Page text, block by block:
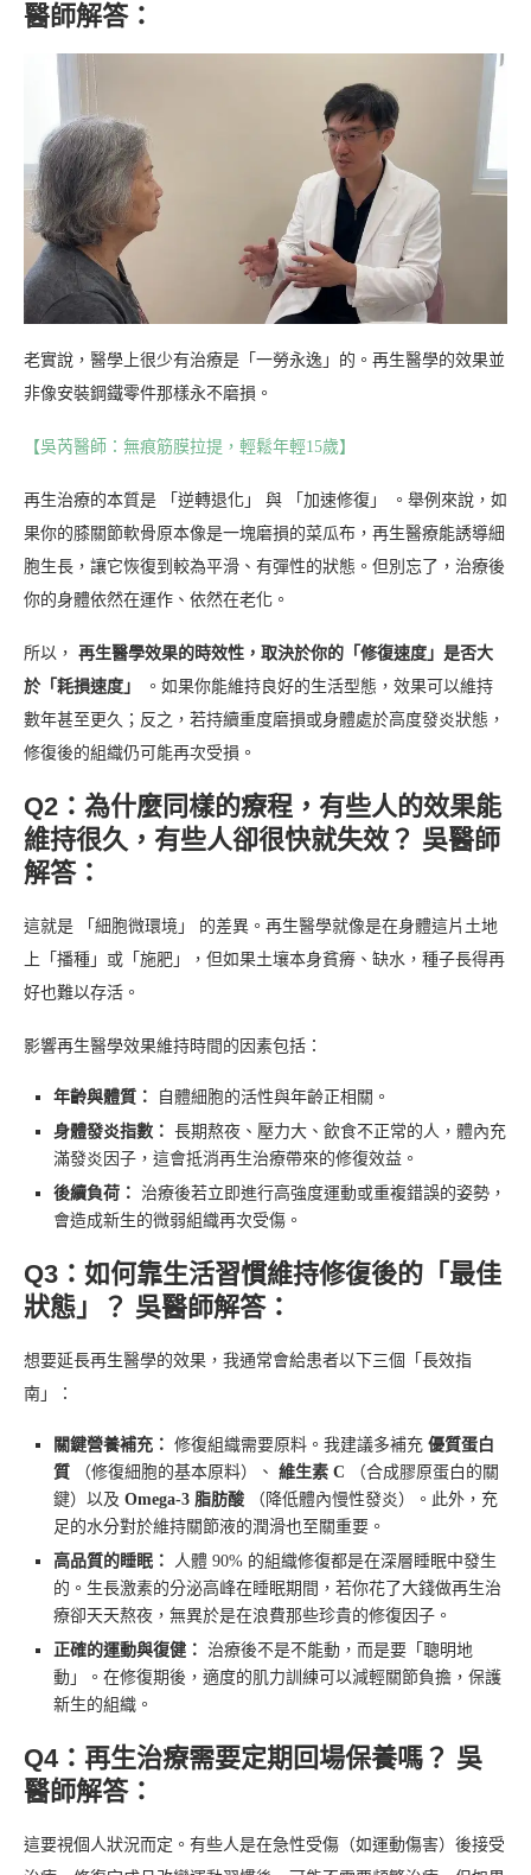
醫師解答：
老實說，醫學上很少有治療是「一勞永逸」的。再生醫學的效果並
非像安裝鋼鐵零件那樣永不磨損。
【吳芮醫師：無痕筋膜拉提，輕鬆年輕15歲】
再生治療的本質是 「逆轉退化」 與 「加速修復」 。舉例來說，如
果你的膝關節軟骨原本像是一塊磨損的菜瓜布，再生醫療能誘導細
胞生長，讓它恢復到較為平滑、有彈性的狀態。但別忘了，治療後
你的身體依然在運作、依然在老化。
所以， 再生醫學效果的時效性，取決於你的「修復速度」是否大
於「耗損速度」
。如果你能維持良好的生活型態，效果可以維持
數年甚至更久；反之，若持續重度磨損或身體處於高度發炎狀態，
修復後的組織仍可能再次受損。
Q2：為什麼同樣的療程，有些人的效果能
維持很久，有些人卻很快就失效？ 吳醫師
解答：
這就是 「細胞微環境」 的差異。再生醫學就像是在身體這片土地
上「播種」或「施肥」，但如果土壤本身貧瘠、缺水，種子長得再
好也難以存活。
影響再生醫學效果維持時間的因素包括：
年齡與體質：
自體細胞的活性與年齡正相關。
身體發炎指數： 長期熬夜、壓力大、飲食不正常的人，體內充
滿發炎因子，這會抵消再生治療帶來的修復效益。
後續負荷： 治療後若立即進行高強度運動或重複錯誤的姿勢，
會造成新生的微弱組織再次受傷。
Q3：如何靠生活習慣維持修復後的「最佳
狀態」？ 吳醫師解答：
想要延長再生醫學的效果，我通常會給患者以下三個「長效指
南」：
關鍵營養補充： 修復組織需要原料。我建議多補充 優質蛋白
質 （修復細胞的基本原料）、 維生素 C （合成膠原蛋白的關
鍵）以及 Omega-3 脂肪酸 （降低體內慢性發炎）。此外，充
足的水分對於維持關節液的潤滑也至關重要。
高品質的睡眠：
人體 90% 的組織修復都是在深層睡眠中發生
的。生長激素的分泌高峰在睡眠期間，若你花了大錢做再生治
療卻天天熬夜，無異於是在浪費那些珍貴的修復因子。
正確的運動與復健： 治療後不是不能動，而是要「聰明地
動」。在修復期後，適度的肌力訓練可以減輕關節負擔，保護
新生的組織。
Q4：再生治療需要定期回場保養嗎？ 吳
醫師解答：
這要視個人狀況而定。有些人是在急性受傷（如運動傷害）後接受